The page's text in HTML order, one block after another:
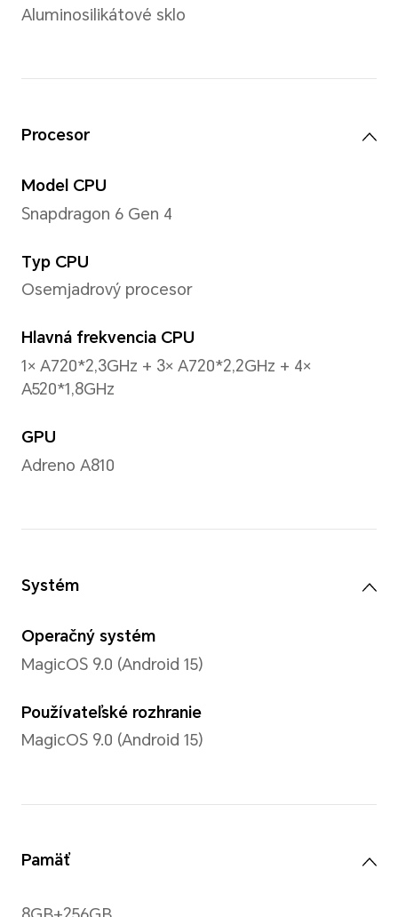
Displej
6,79 palca
*S dizajnom so zaoblenými rohmi
displeja 6,79 palca podľa
(skutočná viditeľná plocha je o
Farby
100 % DCI-P3, 1,07 miliardy
Typ
Technológia Komfortu očí
Ochrana očí / Nočný
Dynamické stmievanie /
PWM stmievanie
Rozlíšenie